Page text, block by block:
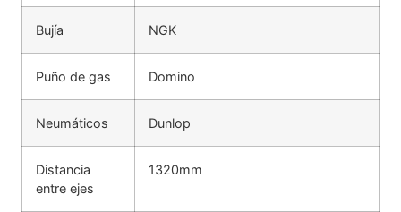
Bujía NGK
Puño de gas Domino
Neumáticos Dunlop
Distancia
entre ejes
1320mm